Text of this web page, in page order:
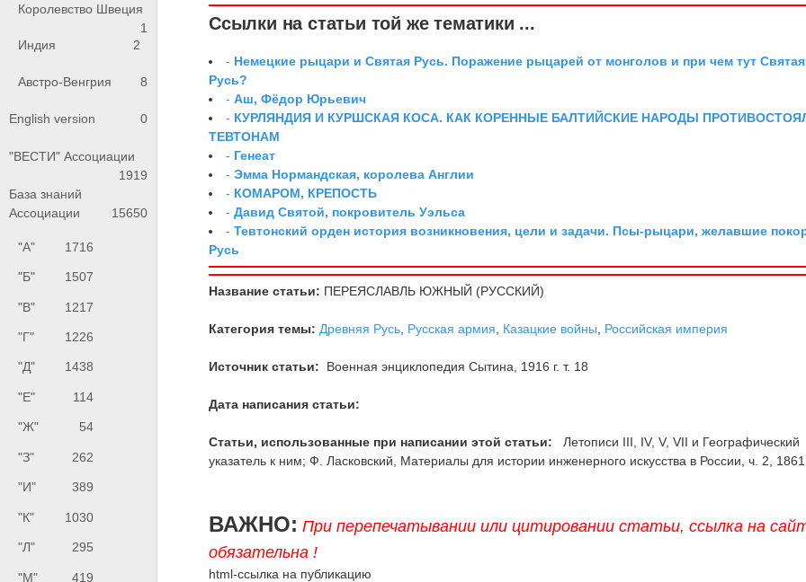
Королевство Швеция
1
Индия
2
Австро-Венгрия 8
English version 0
"ВЕСТИ" Ассоциации
1919
База знаний
Ассоциации
15650
"А" 1716
"Б" 1507
"В" 1217
"Г" 1226
"Д" 1438
"Е" 114
"Ж" 54
"З" 262
"И" 389
"К" 1030
"Л" 295
"М" 419
Ссылки на статьи той же тематики ...
- Немецкие рыцари и Святая Русь. Поражение рыцарей от монголов и при чем тут Святая
Русь?
-Аш, Фёдор Юрьевич
- КУРЛЯНДИЯ И КУРШСКАЯ КОСА. КАК КОРЕННЫЕ БАЛТИЙСКИЕ НАРОДЫ
ТЕВТОНАМ
- Генеат
-Эмма Нормандская, королева Англии
- КОМАРОМ, КРЕПОСТЬ
-Давид Святой, покровитель Уэльса
-Тевтонский орден история возникновения, цели и задачи. Псы-рыцари, желавшие
Русь
Название статьи: ПЕРЕЯСЛАВЛЬ ЮЖНЫЙ (РУССКИЙ)
Категория темы: Древняя Русь Русская армия Казацкие войны Российская империя
Источник статьи: Военная энциклопедия Сытина, 1916 г. т. 18
Дата написания статьи:
Статьи, использованные при написании этой статьи:
Летописи III, IV, V, VII и Географический
указатель к ним; Ф. Ласковский, Материалы для истории инженерного искусства в России, ч. 2,
ВАЖНО: При перепечатывании или цитировании статьи, ссылка на
обязательна !
html-ссылка на публикацию